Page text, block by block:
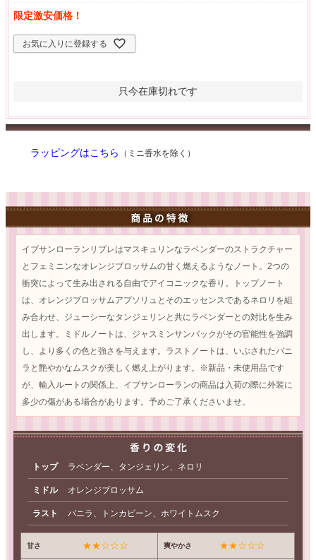
限定激安価格！
お気に入りに登録する
只今在庫切れです
ラッピングはこちら （ミニ香水を除く）
イブサンローランリブレはマスキュリンなラベンダーのストラクチャー
とフェミニンなオレンジブロッサムの甘く燃えるようなノート。2つの
衝突によって生み出される自由でアイコニックな香り。トップノート
は、オレンジブロッサムアプソリュとそのエッセンスであるネロリを組
み合わせ、ジューシーなタンジェリンと共にラベンダーとの対比を生み
出します。ミドルノートは、ジャスミンサンバックがその官能性を強調
し、より多くの色と強さを与えます。ラストノートは、いぶされたバニ
ラと艶やかなムスクが美しく燃え上がります。※新品・未使用品です
が、輸入ルートの関係上、イブサンローランの商品は入荷の際に外装に
多少の傷がある場合があります。予めご了承くださいませ。
トップ ラベンダー、タンジェリン、ネロリ
ミドル オレンジブロッサム
ラスト バニラ、トンカビーン、ホワイトムスク
甘さ ★★☆☆☆ 爽やかさ ★★☆☆☆